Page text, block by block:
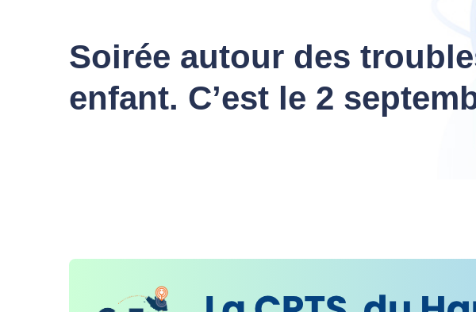
Soirée autour des
enfant. C’est le 2